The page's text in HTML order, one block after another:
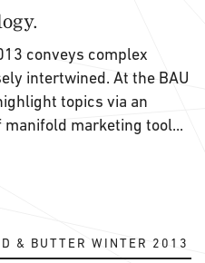
conveys complex
intertwined. At the BAU
topics via an
marketing tool...
& BUTTER WINTER 2013